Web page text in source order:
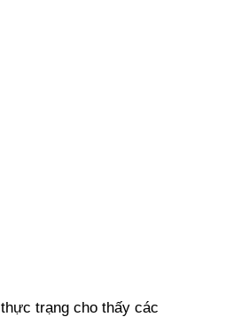
thực trạng cho thấy các